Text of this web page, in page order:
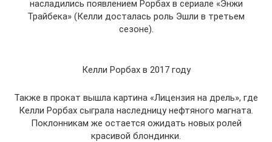
насладились появлением Рорбах в сериале «Энжи
Трайбека» (Келли досталась роль Эшли в третьем
сезоне).
Келли Рорбах в 2017 году
Также в прокат вышла картина «Лицензия на дрель», где
Келли Рорбах сыграла наследницу нефтяного магната.
Поклонникам же остается ожидать новых ролей
красивой блондинки.